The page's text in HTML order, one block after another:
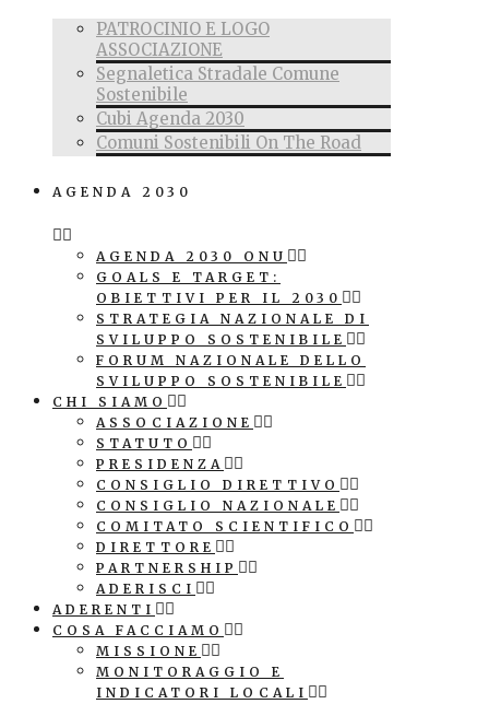
PATROCINIO E LOGO
ASSOCIAZIONE
Segnaletica Stradale Comune
Sostenibile
Cubi Agenda 2030
Comuni Sostenibili On The Road
AGENDA 2030
AGENDA 2030 ONU
GOALS E TARGET:
OBIETTIVI PER IL 2030
STRATEGIA NAZIONALE DI
SVILUPPO SOSTENIBILE
FORUM NAZIONALE DELLO
SVILUPPO SOSTENIBILE
CHI SIAMO
ASSOCIAZIONE
STATUTO
PRESIDENZA
CONSIGLIO DIRETTIVO
CONSIGLIO NAZIONALE
COMITATO SCIENTIFICO
DIRETTORE
PARTNERSHIP
ADERISCI
ADERENTI
COSA FACCIAMO
MISSIONE
MONITORAGGIO E
INDICATORI LOCALI